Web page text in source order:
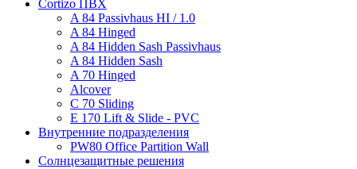
Cortizo ПВХ
A 84 Passivhaus HI / 1.0
A 84 Hinged
A 84 Hidden Sash Passivhaus
A 84 Hidden Sash
A 70 Hinged
Alcover
C 70 Sliding
E 170 Lift & Slide - PVC
Внутренние подразделения
PW80 Office Partition Wall
Солнцезащитные решения